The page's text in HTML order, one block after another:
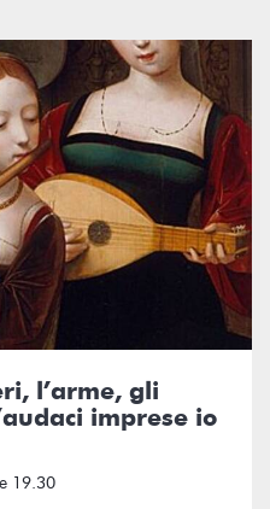
l’arme, gli
imprese io
19.30